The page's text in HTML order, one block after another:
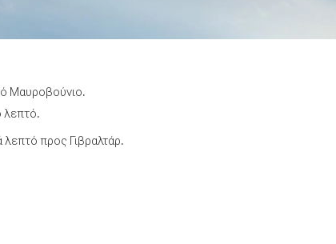
Μαυροβούνιο.
λεπτό.
προς Γιβραλτάρ.